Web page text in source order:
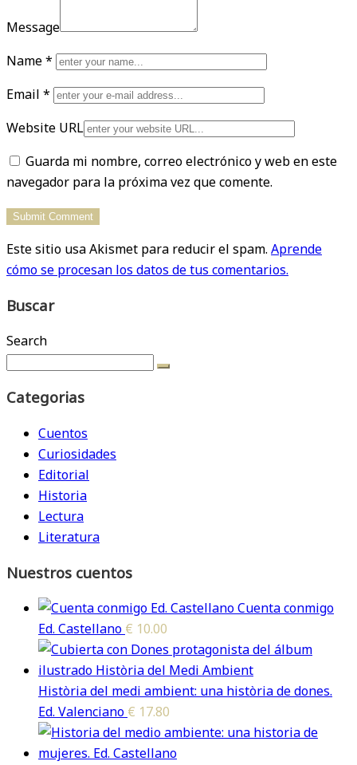
Message
Name*
Email *
Website URL
Guarda mi nombre, correo electrónico y web en este
navegador para la próxima vez que comente.
Este sitio usa Akismet para reducir el spam. Aprende
cómo se procesan los datos de tus comentarios.
Buscar
Search
Categorias
Cuentos
Curiosidades
Editorial
Historia
Lectura
Literatura
Nuestros cuentos
Cuenta conmigo
Ed. Castellano € 10.00
Història del medi ambient: una història de dones.
Ed. Valenciano € 17.80